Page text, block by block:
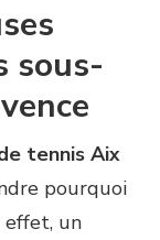
CONSTRUCTION
DE
AIX
PROVENCE
PEU
?
sous-
tennis Aix
pourquoi
effet, un